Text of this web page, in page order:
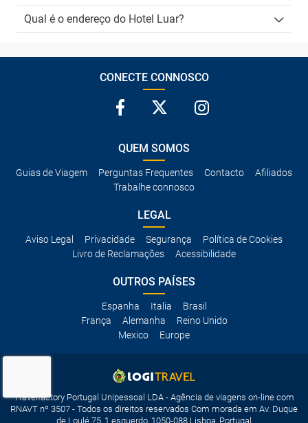
Qual é o endereço do Hotel Luar?
CONECTE CONNOSCO
QUEM SOMOS
Guias de Viagem Perguntas Frequentes Contacto
Afiliados
Trabalhe connosco
LEGAL
Aviso Legal Privacidade Segurança
Política de Cookies
Livro de Reclamações
Acessibilidade
OUTROS PAÍSES
Espanha Italia
Brasil
França
Alemanha
Reino Unido
Mexico
Europe
Travelfactory Portugal Unipessoal LDA - Agência de viagens on-line com
RNAVT nº 3507 - Todos os direitos reservados Com morada em Av. Duque
de Loulé 75, 1 esquerdo, 1050-088 Lisboa, Portugal